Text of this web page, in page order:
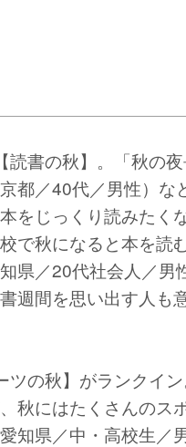
書の秋】。「秋の
都／40代／男性）な
をじっくり読みたく
で秋になると本を読
県／20代社会人／男
週間を思い出す人も
の秋】がランクイ
秋にはたくさんのス
知県／中・高校生／男